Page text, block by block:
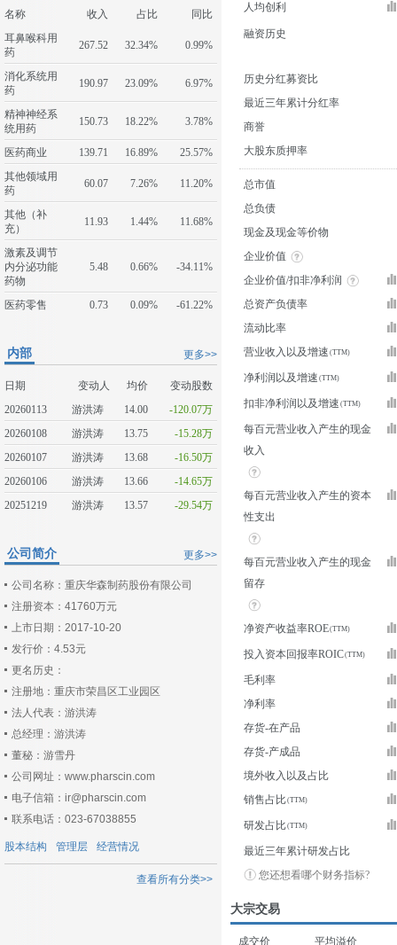
名称 收入 占比
同比
耳鼻喉科用
药
267.52 32.34% 0.99%
消化系统用
药
190.97 23.09% 6.97%
精神神经系
统用药
150.73 18.22% 3.78%
医药商业 139.71 16.89%
25.57%
其他领域用
药
60.07 7.26% 11.20%
其他（补
充）
11.93 1.44% 11.68%
激素及调节
内分泌功能
药物
5.48 0.66% -34.11%
医药零售 0.73 0.09% -61.22%
更多>>
内部
日期 变动人 均价
变动股数
20260113
游洪涛 14.00
-120.07万
20260108
游洪涛 13.75
-15.28万
20260107
游洪涛 13.68
-16.50万
20260106
游洪涛 13.66
-14.65万
20251219
游洪涛 13.57 -29.54万
更多>>
公司简介
公司名称：重庆华森制药股份有限公司
注册资本：41760万元
上市日期：2017-10-20
发行价：4.53元
更名历史：
注册地：重庆市荣昌区工业园区
法人代表：游洪涛
总经理：游洪涛
董秘：游雪丹
公司网址：www.pharscin.com
电子信箱：ir@pharscin.com
联系电话：023-67038855
股本结构 管理层 经营情况
查看所有分类>>
人均创利
融资历史
历史分红募资比
最近三年累计分红率
商誉
大股东质押率
总市值
总负债
现金及现金等价物
企业价值
企业价值/扣非净利润
总资产负债率
流动比率
营业收入以及增速
净利润以及增速
扣非净利润以及增速
每百元营业收入产生的现金
收入
每百元营业收入产生的资本
性支出
每百元营业收入产生的现金
留存
净资产收益率ROE
投入资本回报率ROIC
毛利率
净利率
存货-在产品
存货-产成品
境外收入以及占比
销售占比
研发占比
最近三年累计研发占比
您还想看哪个财务指标?
大宗交易
成交价
平均溢价